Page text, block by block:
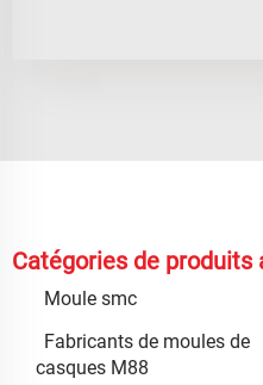
Catégories de produits
Moule smc
Fabricants de moules de
casques M88